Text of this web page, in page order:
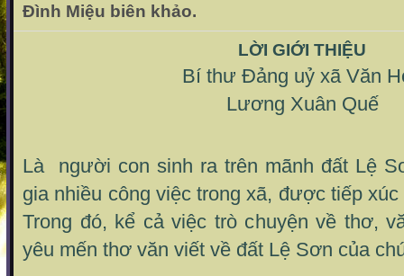
Đình Miệu biên khảo.
LỜI GIỚI THIỆU
Bí thư Đảng uỷ xã Văn
Lương Xuân Quế
Là người con sinh ra trên mãnh đất Lệ
gia nhiều công việc trong xã, được tiếp
Trong đó, kể cả việc trò chuyện về thơ,
yêu mến thơ văn viết về đất Lệ Sơn của